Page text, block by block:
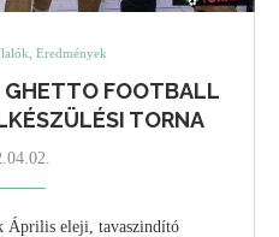
Eredmények
GHETTO FOOTBALL
TORNA
Április eleji, tavaszindító